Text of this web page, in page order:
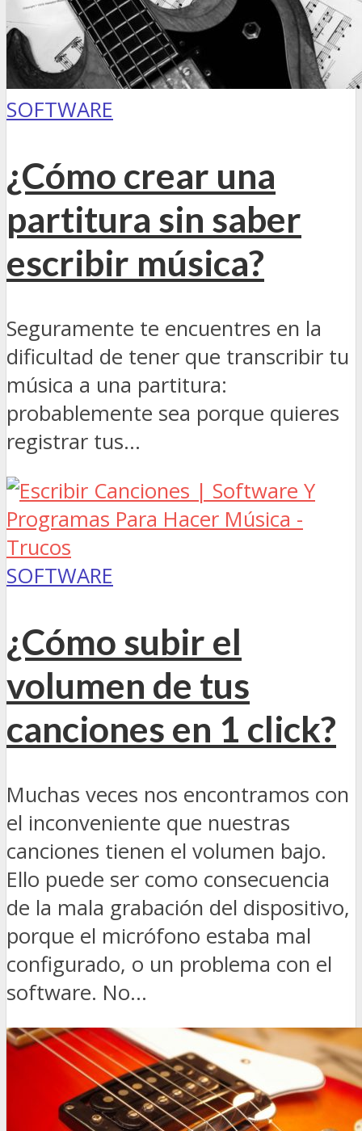
SOFTWARE
¿Cómo crear una
partitura sin saber
escribir música?
Seguramente te encuentres en la
dificultad de tener que transcribir tu
música a una partitura:
probablemente sea porque quieres
registrar tus...
SOFTWARE
¿Cómo subir el
volumen de tus
canciones en 1 click?
Muchas veces nos encontramos con
el inconveniente que nuestras
canciones tienen el volumen bajo.
Ello puede ser como consecuencia
de la mala grabación del dispositivo,
porque el micrófono estaba mal
configurado, o un problema con el
software. No...